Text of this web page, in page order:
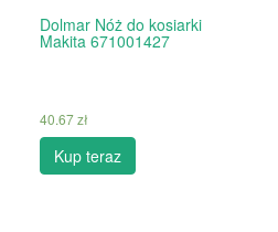
Dolmar Nóż do kosiarki
Makita 671001427
40.67zł
Kup teraz